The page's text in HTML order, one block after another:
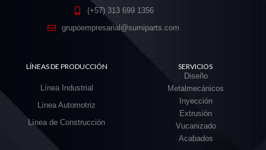
(+57) 313 699 1356
grupoempresarial@sumiparts.com
LÍNEAS DE PRODUCCIÓN
Línea Industrial
Línea Automotriz
Línea de Construcción
SERVICIOS
Diseño
Metalmecánicos
Inyección
Extrusión
Vucanizado
Acabados